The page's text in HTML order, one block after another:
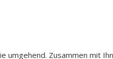
umgehend. Zusammen mit